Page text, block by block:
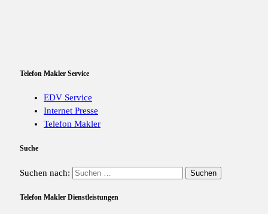
Telefon Makler Service
EDV Service
Internet Presse
Telefon Makler
Suche
Suchen nach:
Telefon Makler Dienstleistungen